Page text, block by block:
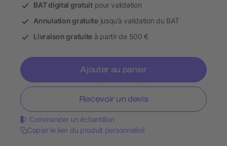
BAT digital gratuitpour validation
Annulation gratuitejusqu’à validation du BAT
Livraison gratuite à partir de 500 €
Ajouter au panier
Recevoir un devis
Commander un échantillon
Copier le lien du produit personnalisé